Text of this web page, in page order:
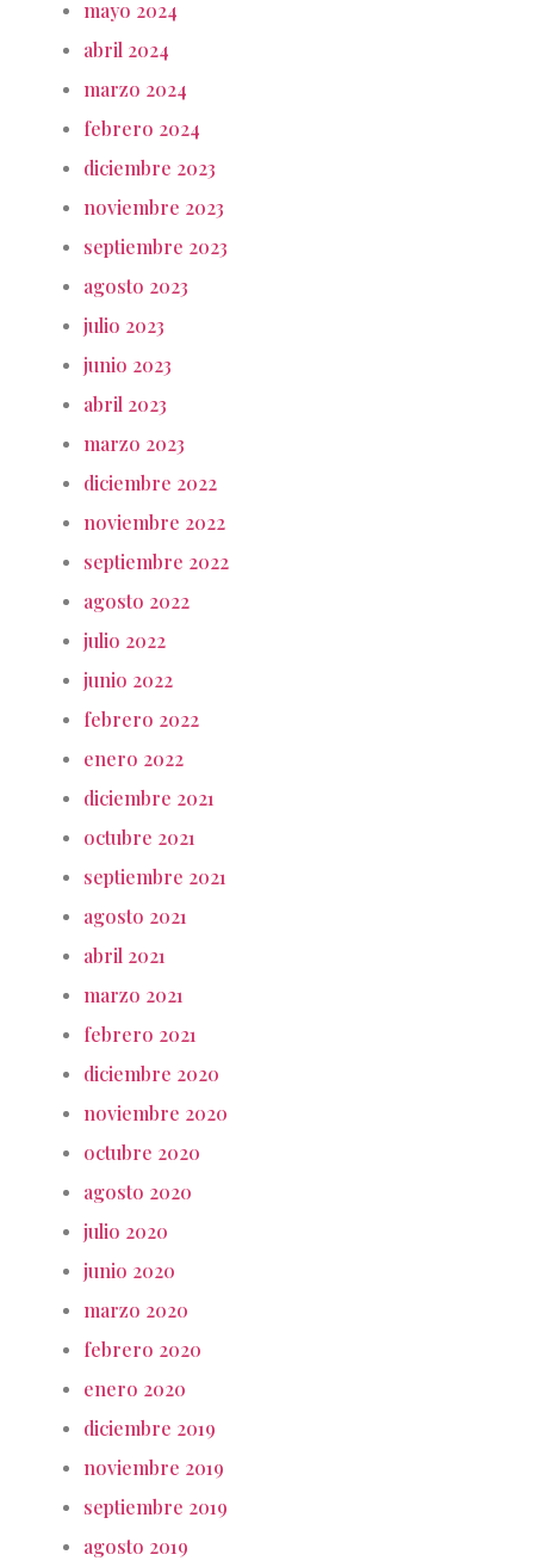
mayo 2024
abril 2024
marzo 2024
febrero 2024
diciembre 2023
noviembre 2023
septiembre 2023
agosto 2023
julio 2023
junio 2023
abril 2023
marzo 2023
diciembre 2022
noviembre 2022
septiembre 2022
agosto 2022
julio 2022
junio 2022
febrero 2022
enero 2022
diciembre 2021
octubre 2021
septiembre 2021
agosto 2021
abril 2021
marzo 2021
febrero 2021
diciembre 2020
noviembre 2020
octubre 2020
agosto 2020
julio 2020
junio 2020
marzo 2020
febrero 2020
enero 2020
diciembre 2019
noviembre 2019
septiembre 2019
agosto 2019